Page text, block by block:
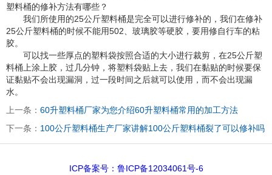
塑料桶的修补方法有哪些？
我们所使用的25公斤塑料桶是完全可以进行修补的，我们在修补
25公斤塑料桶的时候不能用502、玻璃胶等硬胶，要用修自行车的粘
胶。
可以找一些厚点的塑料袋按照合适的大小进行裁剪，在25公斤塑
料桶上涂上胶，过几分钟，将塑料袋贴上去，我们在黏贴的时候要保
证黏贴不会出现漏洞，过一段时间之后就可以使用，而不会出现漏
水。
上一条： 60升塑料桶厂家为您介绍60升塑料桶常用的加工方法
下一条： 100公斤塑料桶生产厂家讲解100公斤塑料桶裂了可以修补吗
ICP备案号：鲁ICP备12034061号-6